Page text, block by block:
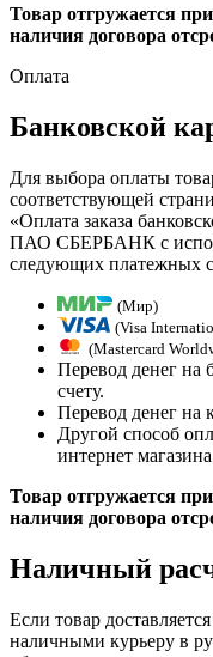
Товар отгружается
наличия договора
Оплата
Банковской
Для выбора оплаты
соответствующей
«Оплата заказа
ПАО СБЕРБАНК с
следующих платежных
(Мир)
(Visa
(Mastercard
Перевод денег на
счету.
Перевод денег на
Другой способ
интернет
Товар отгружается
наличия договора
Наличный
Если товар
наличными курьеру в